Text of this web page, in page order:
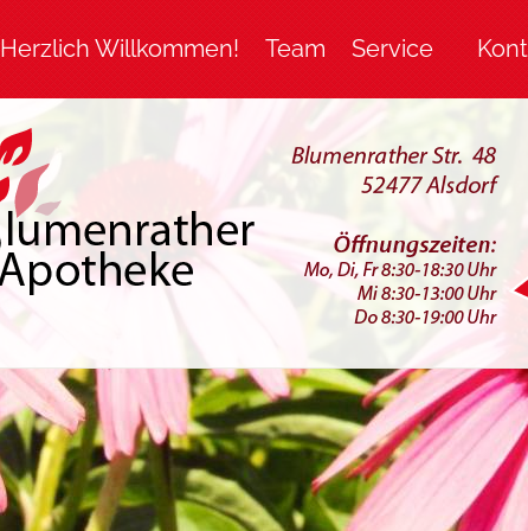
Herzlich Willkommen! Team Service